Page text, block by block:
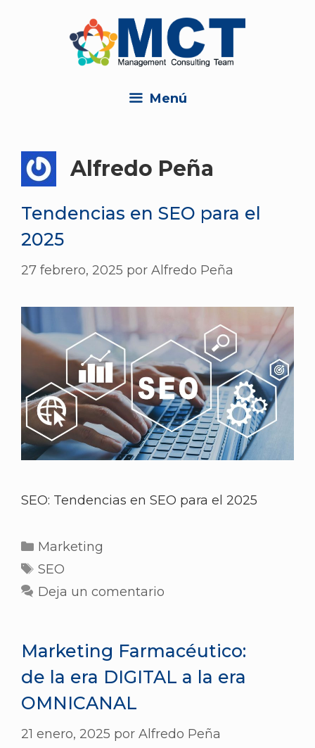
Menú
Alfredo Peña
Tendencias en SEO para el
2025
27 febrero, 2025 por Alfredo Peña
SEO: Tendencias en SEO para el 2025
Marketing
SEO
Deja un comentario
Marketing Farmacéutico:
de la era DIGITAL a la era
OMNICANAL
21 enero, 2025 por Alfredo Peña